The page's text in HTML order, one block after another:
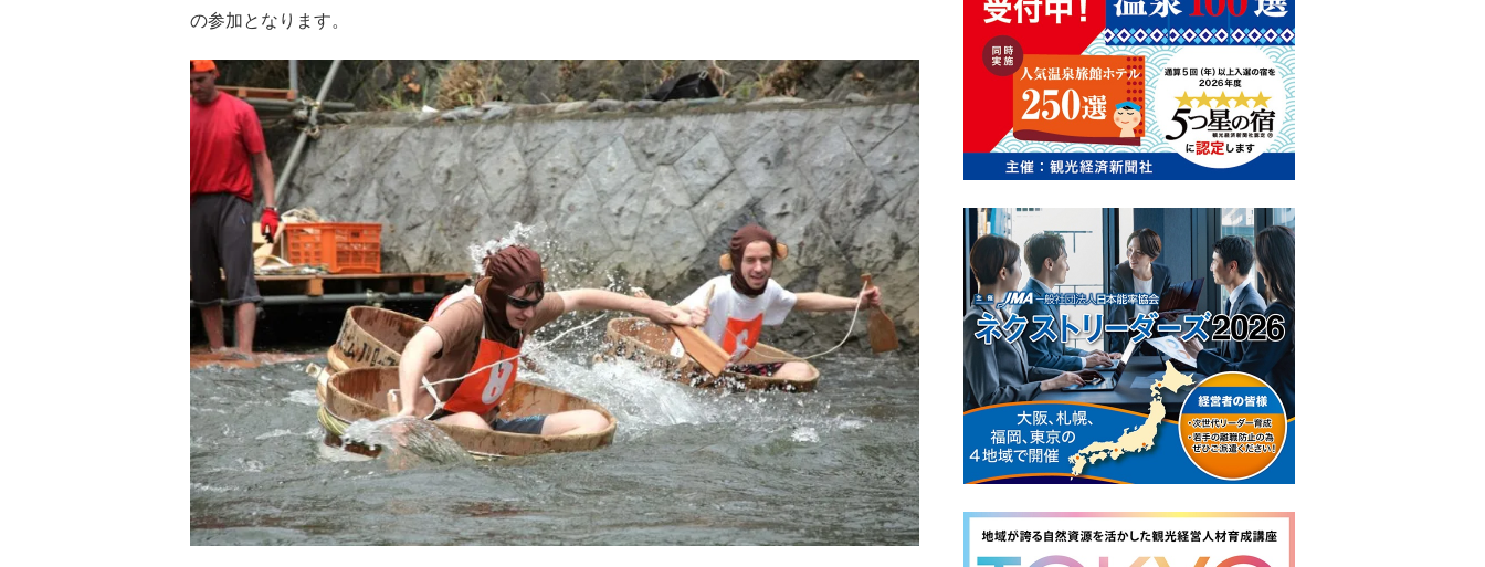
の参加となります。